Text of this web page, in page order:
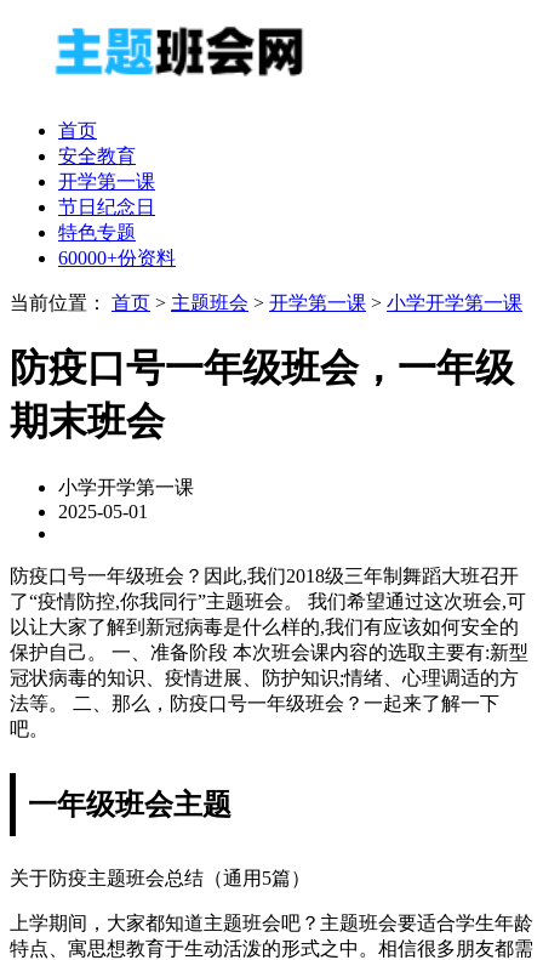
首页
安全教育
开学第一课
节日纪念日
特色专题
60000+份资料
当前位置： 首页 > 主题班会 > 开学第一课 > 小学开学第一课
防疫口号一年级班会，一年级
期末班会
小学开学第一课
2025-05-01
防疫口号一年级班会？因此,我们2018级三年制舞蹈大班召开
了“疫情防控,你我同行”主题班会。 我们希望通过这次班会,可
以让大家了解到新冠病毒是什么样的,我们有应该如何安全的
保护自己。 一、准备阶段 本次班会课内容的选取主要有:新型
冠状病毒的知识、疫情进展、防护知识;情绪、心理调适的方
法等。 二、那么，防疫口号一年级班会？一起来了解一下
吧。
一年级班会主题
关于防疫主题班会总结（通用5篇）
上学期间，大家都知道主题班会吧？主题班会要适合学生年龄
特点、寓思想教育于生动活泼的形式之中。相信很多朋友都需